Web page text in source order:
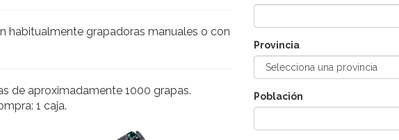
habitualmente grapadoras manuales o con
de aproximadamente 1000 grapas.
1 caja.
Provincia
Población